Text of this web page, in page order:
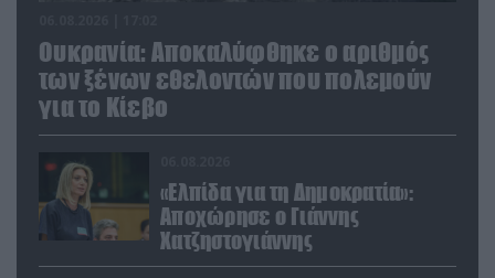
Ουκρανία: Αποκαλύφθηκε ο αριθμός
των ξένων εθελοντών που πολεμούν
για το Κίεβο
«Ελπίδα για τη Δημοκρατία»:
Αποχώρησε ο Γιάννης
Χατζηστογιάννης